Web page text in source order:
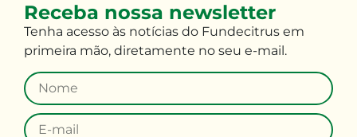
Receba nossa newsletter
Tenha acesso às notícias do Fundecitrus em
primeira mão, diretamente no seu e-mail.